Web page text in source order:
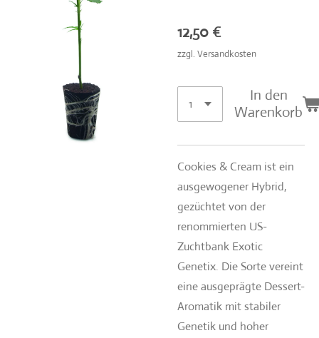
12,50 €
zzgl. Versandkosten
In den
Warenkorb
Cookies & Cream ist ein
ausgewogener Hybrid,
gezüchtet von der
renommierten US-
Zuchtbank Exotic
Genetix. Die Sorte vereint
eine ausgeprägte Dessert-
Aromatik mit stabiler
Genetik und hoher